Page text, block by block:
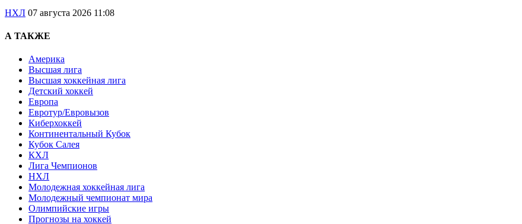
НХЛ 07 августа 2026 11:08
А ТАКЖЕ
Америка
Высшая лига
Высшая хоккейная лига
Детский хоккей
Европа
Евротур/Евровызов
Киберхоккей
Континентальный Кубок
Кубок Салея
КХЛ
Лига Чемпионов
НХЛ
Молодежная хоккейная лига
Молодежный чемпионат мира
Олимпийские игры
Прогнозы на хоккей